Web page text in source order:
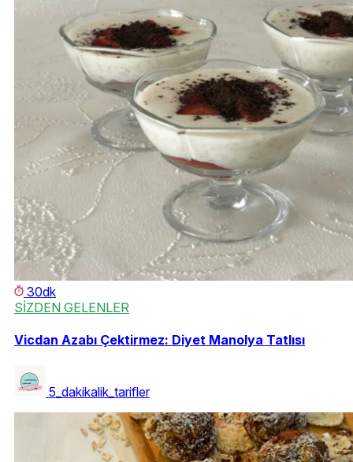
30dk
SİZDEN GELENLER
Vicdan Azabı Çektirmez: Diyet Manolya Tatlısı
5_dakikalik_tarifler